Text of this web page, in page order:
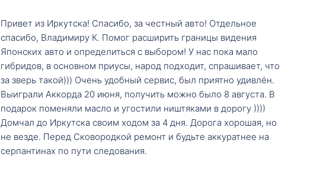
Привет из Иркутска! Спасибо, за честный авто! Отдельное
спасибо, Владимиру К. Помог расширить границы видения
Японских авто и определиться с выбором! У нас пока мало
гибридов, в основном приусы, народ подходит, спрашивает, что
за зверь такой))) Очень удобный сервис, был приятно удивлён.
Выиграли Аккорда 20 июня, получить можно было 8 августа. В
подарок поменяли масло и угостили ништяками в дорогу ))))
Домчал до Иркутска своим ходом за 4 дня. Дорога хорошая, но
не везде. Перед Сковородкой ремонт и будьте аккуратнее на
серпантинах по пути следования.